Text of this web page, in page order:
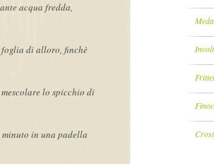
acqua fredda,
di alloro, finchè
lo spicchio di
in una padella